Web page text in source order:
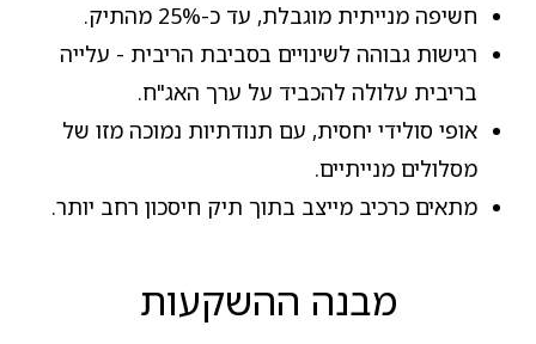
חשיפה מנייתית מוגבלת, עד כ-25% מהתיק.
רגישות גבוהה לשינויים בסביבת הריבית - עלייה
בריבית עלולה להכביד על ערך האג"ח.
אופי סולידי יחסית, עם תנודתיות נמוכה מזו של
מסלולים מנייתיים.
מתאים כרכיב מייצב בתוך תיק חיסכון רחב יותר.
מבנה ההשקעות